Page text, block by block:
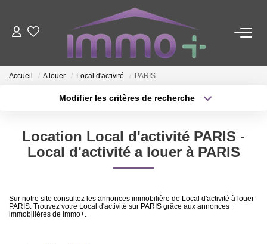
ACHETER
LOUER
FAIRE GÉRER
ESTIMER
NOTRE AGENCE
Accueil A louer Local d'activité PARIS
Modifier les critères de recherche
Sélectionnez...
Type de bien
Surface min
Créer une alerte
Location Local d'activité PARIS -
Local d'activité a louer à PARIS
Sur notre site consultez les annonces immobilière de Local d'activité à louer
PARIS. Trouvez votre Local d'activité sur PARIS grâce aux annonces
immobilières de immo+.